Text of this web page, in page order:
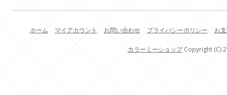
ホーム マイアカウント お問い合わせ プライバシーポリシー お
カラーミーショップCopyright (C)